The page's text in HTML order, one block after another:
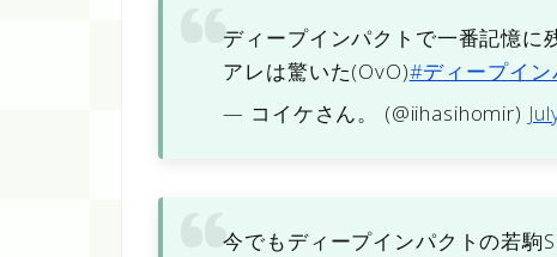
ディープインパクトで一番記憶に
アレは驚いた(OvO)#ディープイン
— コイケさん。 (@iihasihomir)
今でもディープインパクトの若駒